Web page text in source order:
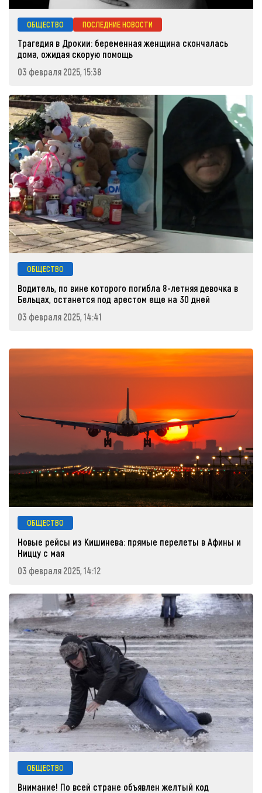
ОБЩЕСТВО ПОСЛЕДНИЕ НОВОСТИ
Трагедия в Дрокии: беременная женщина скончалась
дома, ожидая скорую помощь
03 февраля 2025, 15:38
ОБЩЕСТВО
Водитель, по вине которого погибла 8-летняя девочка в
Бельцах, останется под арестом еще на 30 дней
03 февраля 2025, 14:41
ОБЩЕСТВО
Новые рейсы из Кишинева: прямые перелеты в Афины и
Ниццу с мая
03 февраля 2025, 14:12
ОБЩЕСТВО
Внимание! По всей стране объявлен желтый код